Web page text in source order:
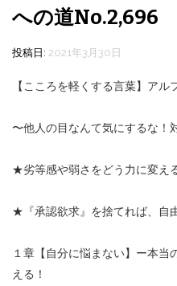
への道No.2,696
投稿日: 2021年3月30日
【こころを軽くする言葉】アル
〜他人の目なんて気にするな！
★劣等感や弱さをどう力に変え
★ 『承認欲求』を捨てれば、自
１章【自分に悩まない】ー本当
える！